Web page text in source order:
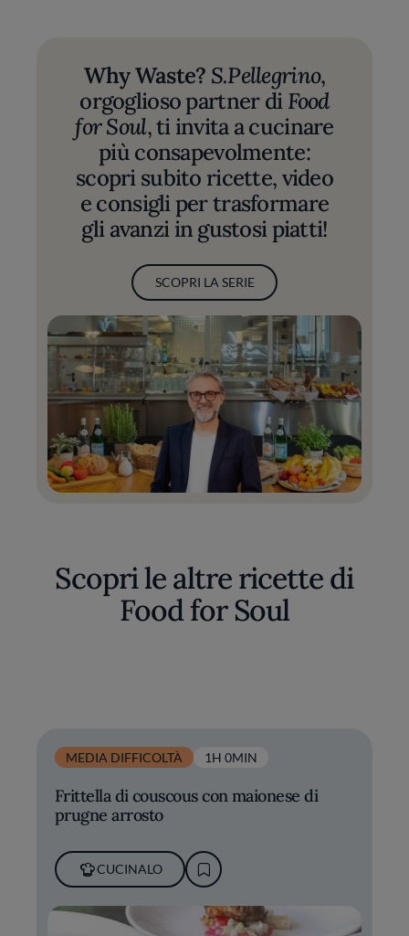
Why Waste? S.Pellegrino,
orgoglioso partner diFood
for Soul, ti invita a cucinare
più consapevolmente:
scopri subito ricette, video
e consigli per trasformare
gli avanzi in gustosi piatti!
SCOPRI LA SERIE
Scopri le altre ricette di
Food for Soul
MEDIA DIFFICOLTÀ 1H 0MIN
Frittella di couscous con maionese di
prugne arrosto
CUCINALO